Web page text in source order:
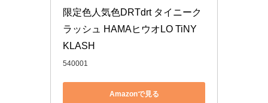
限定色人気色DRTdrt タイニーク
ラッシュ HAMAヒウオLO TiNY
KLASH
540001
Amazonで見る